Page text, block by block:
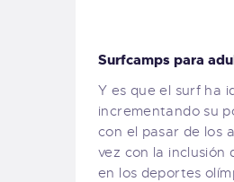
Surfcamps para
Y es que el surf ha
incrementando su
con el pasar de los
vez con la inclusión
en los deportes